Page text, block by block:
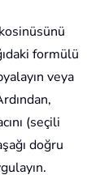
formülü
veya
(seçili
doğru